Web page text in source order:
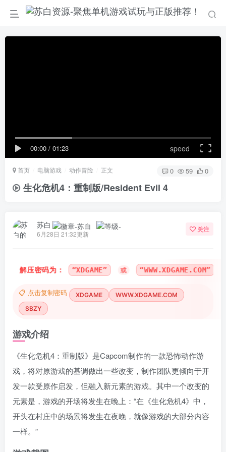
00:00 / 01:23 speed
首页 电脑游戏 动作冒险 正文 0 59 0
生化危机4：重制版/Resident Evil 4
苏白
6月28日 21:32更新
关注
解压密码为： “XDGAME” 或 “WWW.XDGAME.COM” 或
📋 点击复制密码 XDGAME
WWW.XDGAME.COM
SBZY
游戏介绍
《生化危机4：重制版》是Capcom制作的一款恐怖动作游
戏，将对原游戏的基调做出一些改变，制作团队更倾向于开
发一款受原作启发，但融入新元素的游戏。其中一个改变的
元素是，游戏的开场将发生在晚上：“在《生化危机4》中，
开头在村庄中的场景将发生在夜晚，就像游戏的大部分内容
一样。”